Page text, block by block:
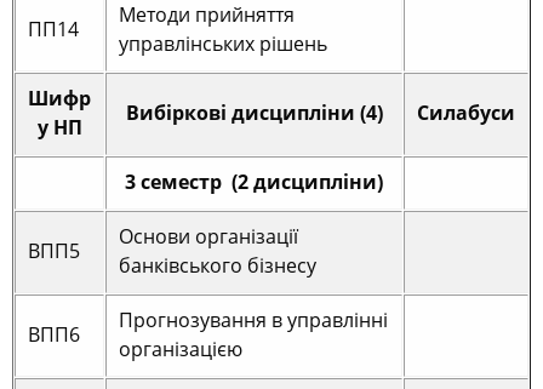
ПП14
Методи прийняття
управлінських рішень
Шифр
у НП
Вибіркові дисципліни (4) Силабуси
3 семестр (2 дисципліни)
ВПП5
Основи організації
банківського бізнесу
ВПП6
Прогнозування в управлінні
організацією